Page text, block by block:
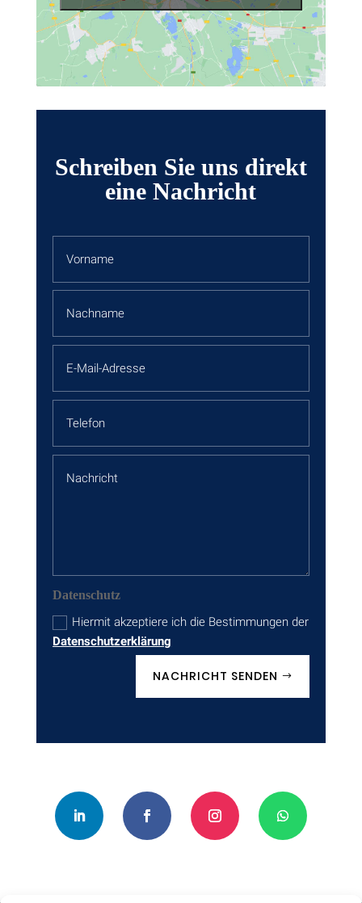
Schreiben Sie uns direkt
eine Nachricht
Datenschutz
Hiermit akzeptiere ich die Bestimmungen der
Datenschutzerklärung
NACHRICHT SENDEN